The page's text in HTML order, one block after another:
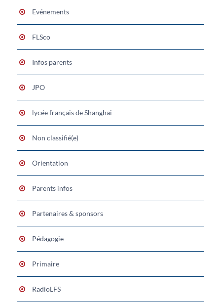
Evénements
FLSco
Infos parents
JPO
lycée français de Shanghai
Non classifié(e)
Orientation
Parents infos
Partenaires & sponsors
Pédagogie
Primaire
RadioLFS